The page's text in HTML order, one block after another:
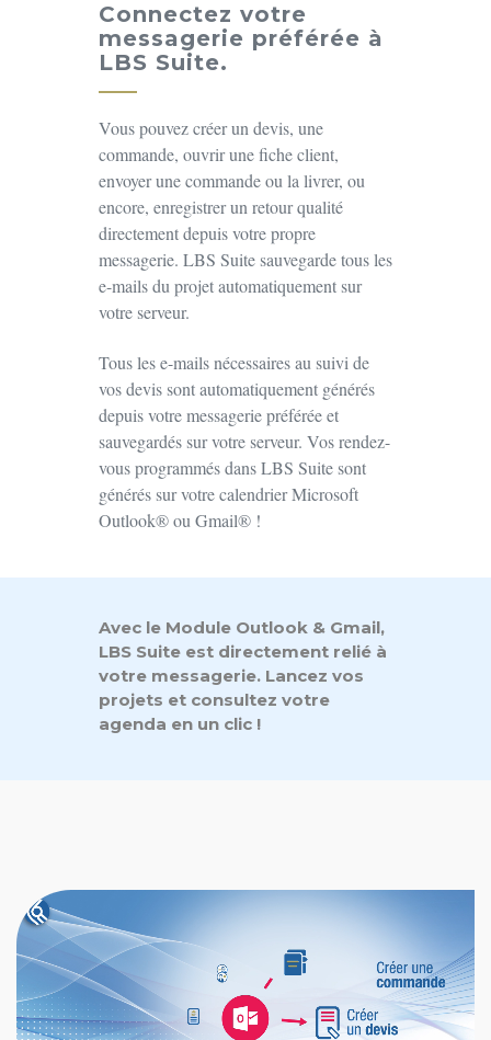
Connectez votre
messagerie préférée à
LBS Suite.
Vous pouvez créer un devis, une
commande, ouvrir une fiche client,
envoyer une commande ou la livrer, ou
encore, enregistrer un retour qualité
directement depuis votre propre
messagerie. LBS Suite sauvegarde tous les
e-mails du projet automatiquement sur
votre serveur.
Tous les e-mails nécessaires au suivi de
vos devis sont automatiquement générés
depuis votre messagerie préférée et
sauvegardés sur votre serveur. Vos rendez-
vous programmés dans LBS Suite sont
générés sur votre calendrier Microsoft
Outlook® ou Gmail® !
Avec le Module Outlook & Gmail,
LBS Suite est directement relié à
votre messagerie. Lancez vos
projets et consultez votre
agenda en un clic !